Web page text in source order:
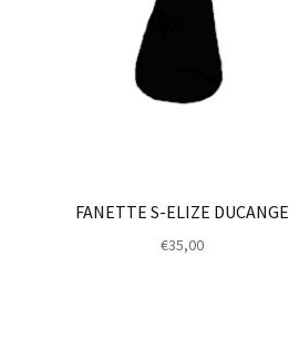
FANETTE S-ELIZE DUCANGE
€35,00